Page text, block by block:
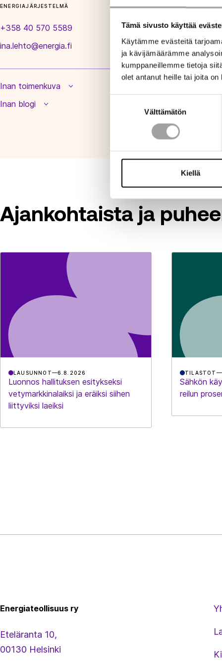
Tämä sivusto käyttää
Käytämme evästeitä
ja kävijämäärämme
kumppaneillemme tietoja
olet antanut heille tai joita
Välttämätön
Kiellä
ENERGIAJÄRJESTELMÄ
+358 40 570 5589
ina.lehto@energia.fi
Inan toimenkuva
Inan blogi
Ajankohtaista ja
LAUSUNNOT 6.8.2026
Luonnos hallituksen esitykseksi
vetymarkkinalaiksi ja eräiksi siihen
liittyviksi laeiksi
TILASTOT
Sähkön
reilun
Energiateollisuus ry
Eteläranta 10,
00130 Helsinki